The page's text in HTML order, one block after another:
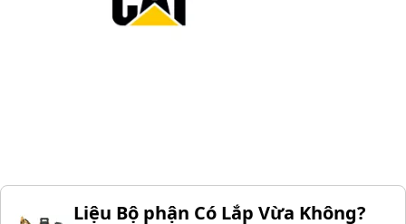
Liệu Bộ phận Có Lắp Vừa Không?